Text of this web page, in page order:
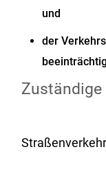
und
der
Zuständige